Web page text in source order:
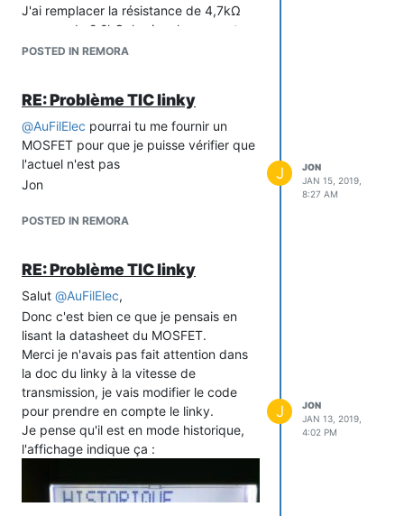
J'ai remplacer la résistance de 4,7kΩ
par une de 2.2kΩ, le signal sur rx est
maintenant compris entre 3,3v et 0v.
9600 en mode standard.
Jon
POSTED IN REMORA
RE: Problème TIC linky
@AuFilElec pourrai tu me fournir un
MOSFET pour que je puisse vérifier que
l'actuel n'est pas
Jon
POSTED IN REMORA
J
JON
JAN 15, 2019,
8:27 AM
RE: Problème TIC linky
Salut @AuFilElec,
Donc c'est bien ce que je pensais en
lisant la datasheet du MOSFET.
Merci je n'avais pas fait attention dans
la doc du linky à la vitesse de
transmission, je vais modifier le code
pour prendre en compte le linky.
Je pense qu'il est en mode historique,
l'affichage indique ça :
J
JON
JAN 13, 2019,
4:02 PM